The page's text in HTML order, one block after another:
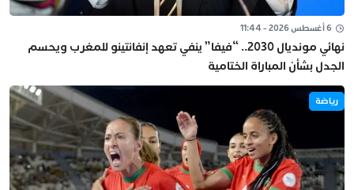
6 أغسطس 2026 - 11:44
نهائي مونديال 2030.. “فيفا” ينفي تعهد إنفانتينو للمغرب ويحسم
الجدل بشأن المباراة الختامية
رياضة